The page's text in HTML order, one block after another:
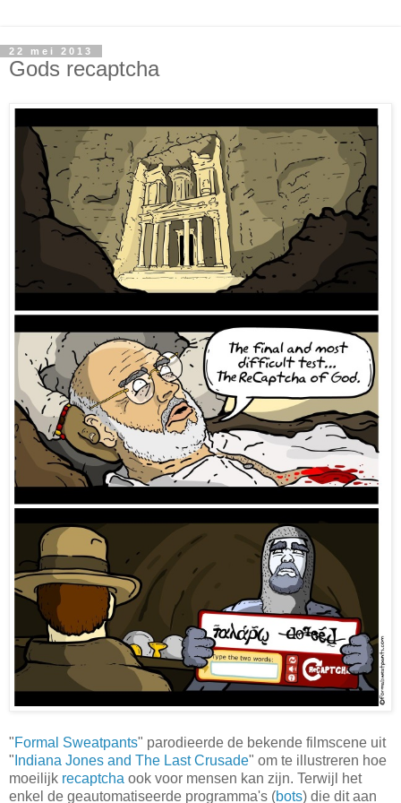
22 mei 2013
Gods recaptcha
"Formal Sweatpants" parodieerde de bekende filmscene uit
" Indiana Jones and The Last Crusade" om te illustreren hoe
moeilijk recaptcha ook voor mensen kan zijn. Terwijl het
enkel de geautomatiseerde programma's (bots) die dit aan